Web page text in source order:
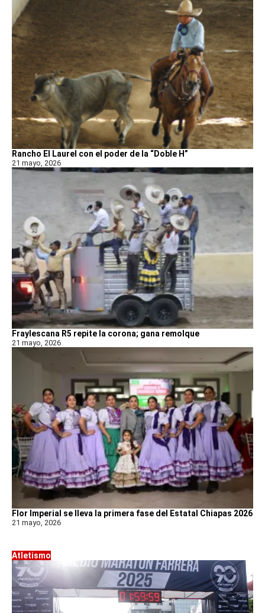
Rancho El Laurel con el poder de la “Doble H”
21 mayo, 2026
Fraylescana R5 repite la corona; gana remolque
21 mayo, 2026
Flor Imperial se lleva la primera fase del Estatal Chiapas 2026
21 mayo, 2026
Atletismo